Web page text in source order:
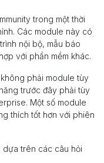
trong một thời
Các module này có
nội bộ, mẫu báo
với phần mềm khác.
phải module tùy
trước đây phải tùy
Một số module
thích tốt hơn với phiên
dựa trên các câu hỏi